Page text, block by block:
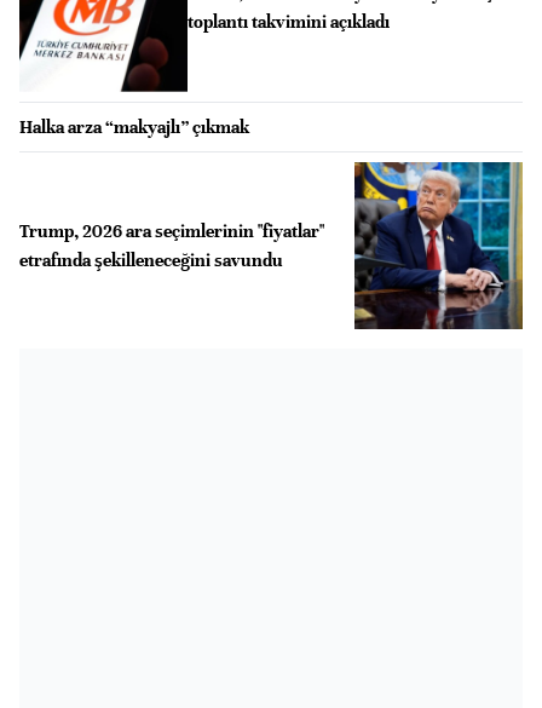
toplantı takvimini açıkladı
Halka arza “makyajlı” çıkmak
Trump, 2026 ara seçimlerinin "fiyatlar"
etrafında şekilleneceğini savundu